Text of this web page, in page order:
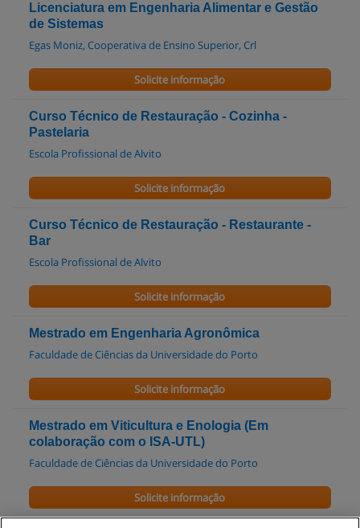
Licenciatura em Engenharia Alimentar e Gestão
de Sistemas
Egas Moniz, Cooperativa de Ensino Superior, Crl
Solicite informação
Curso Técnico de Restauração - Cozinha -
Pastelaria
Escola Profissional de Alvito
Solicite informação
Curso Técnico de Restauração - Restaurante -
Bar
Escola Profissional de Alvito
Solicite informação
Mestrado em Engenharia Agronômica
Faculdade de Ciências da Universidade do Porto
Solicite informação
Mestrado em Viticultura e Enologia (Em
colaboração com o ISA-UTL)
Faculdade de Ciências da Universidade do Porto
Solicite informação